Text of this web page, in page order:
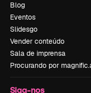
Blog
Eventos
Slidesgo
Vender conteúdo
Sala de imprensa
Procurando por
Siga-nos